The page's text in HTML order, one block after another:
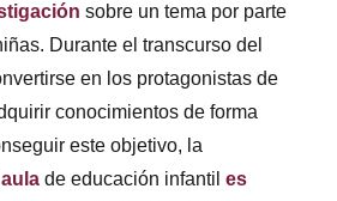
sobre un tema por parte
Durante el transcurso del
en los protagonistas de
conocimientos de forma
este objetivo, la
de educación infantiles